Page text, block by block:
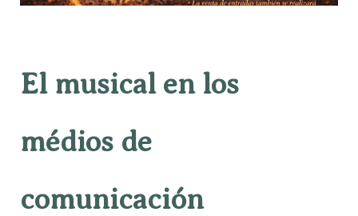
El musical en los
médios de
comunicación